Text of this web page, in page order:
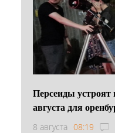
Персеиды устроят
августа для
8 августа 08:19